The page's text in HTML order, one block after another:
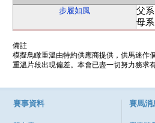
步履如風
父
母
備註
模擬鳥瞰重溫由特約供應商提供，供馬迷作
重溫片段出現偏差。本會已盡一切努力務求
賽事資料 賽馬消